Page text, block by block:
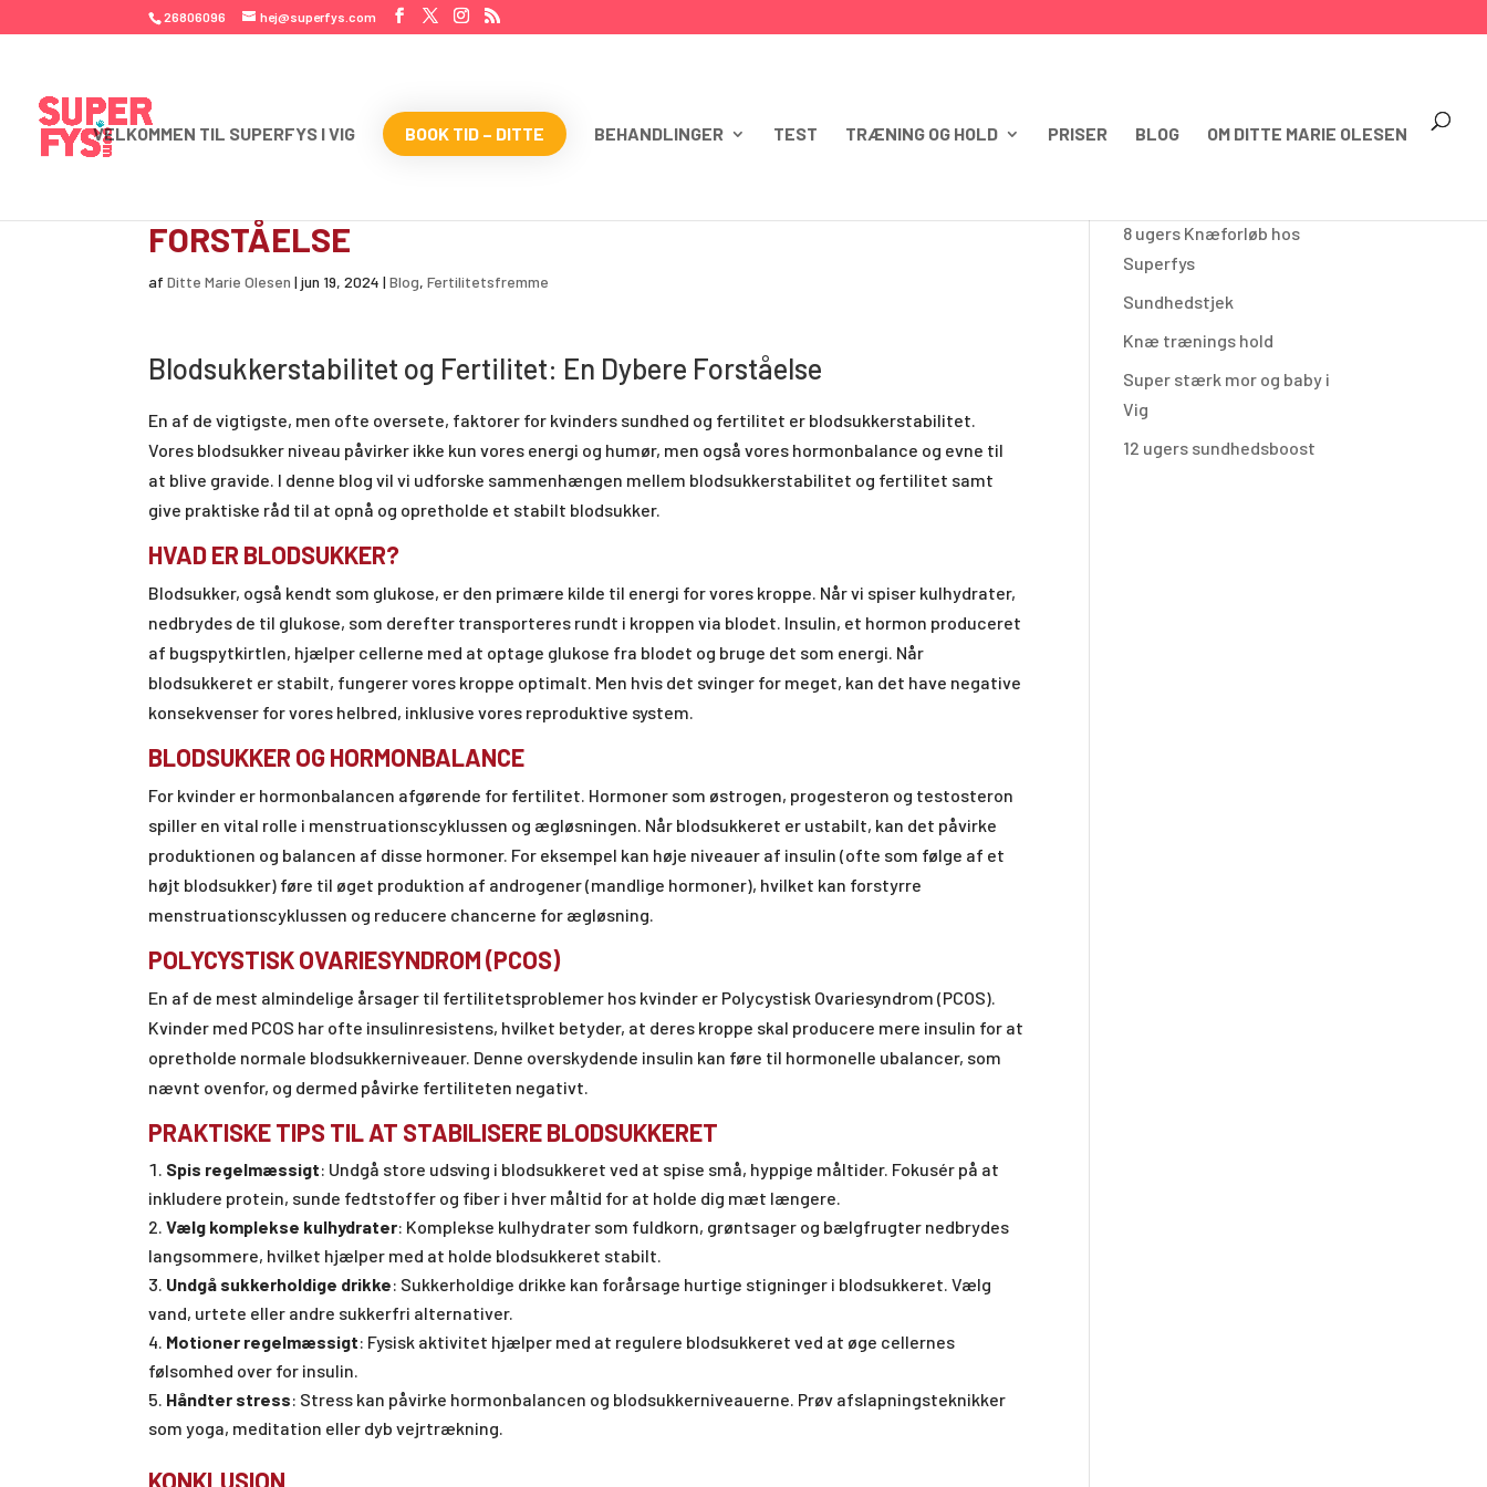
26806096 hej@superfys.com
VELKOMMEN TIL SUPERFYS I VIG BOOK TID – DITTE BEHANDLINGER TEST TRÆNING OG HOLD PRISER BLOG OM DITTE MARIE OLESEN
FORSTÅELSE
afDitte Marie Olesen |jun 19, 2024 |Blog,Fertilitetsfremme
Blodsukkerstabilitet og Fertilitet: En Dybere Forståelse
En af de vigtigste, men ofte oversete, faktorer for kvinders sundhed og fertilitet er blodsukkerstabilitet.
Vores blodsukker niveau påvirker ikke kun vores energi og humør, men også vores hormonbalance og evne til
at blive gravide. I denne blog vil vi udforske sammenhængen mellem blodsukkerstabilitet og fertilitet samt
give praktiske råd til at opnå og opretholde et stabilt blodsukker.
HVAD ER BLODSUKKER?
Blodsukker, også kendt som glukose, er den primære kilde til energi for vores kroppe. Når vi spiser kulhydrater,
nedbrydes de til glukose, som derefter transporteres rundt i kroppen via blodet. Insulin, et hormon produceret
af bugspytkirtlen, hjælper cellerne med at optage glukose fra blodet og bruge det som energi. Når
blodsukkeret er stabilt, fungerer vores kroppe optimalt. Men hvis det svinger for meget, kan det have negative
konsekvenser for vores helbred, inklusive vores reproduktive system.
BLODSUKKER OG HORMONBALANCE
For kvinder er hormonbalancen afgørende for fertilitet. Hormoner som østrogen, progesteron og testosteron
spiller en vital rolle i menstruationscyklussen og ægløsningen. Når blodsukkeret er ustabilt, kan det påvirke
produktionen og balancen af disse hormoner. For eksempel kan høje niveauer af insulin (ofte som følge af et
højt blodsukker) føre til øget produktion af androgener (mandlige hormoner), hvilket kan forstyrre
menstruationscyklussen og reducere chancerne for ægløsning.
POLYCYSTISK OVARIESYNDROM (PCOS)
En af de mest almindelige årsager til fertilitetsproblemer hos kvinder er Polycystisk Ovariesyndrom (PCOS).
Kvinder med PCOS har ofte insulinresistens, hvilket betyder, at deres kroppe skal producere mere insulin for at
opretholde normale blodsukkerniveauer. Denne overskydende insulin kan føre til hormonelle ubalancer, som
nævnt ovenfor, og dermed påvirke fertiliteten negativt.
PRAKTISKE TIPS TIL AT STABILISERE BLODSUKKERET
Spis regelmæssigt: Undgå store udsving i blodsukkeret ved at spise små, hyppige måltider. Fokusér på at
inkludere protein, sunde fedtstoffer og fiber i hver måltid for at holde dig mæt længere.
Vælg komplekse kulhydrater: Komplekse kulhydrater som fuldkorn, grøntsager og bælgfrugter nedbrydes
langsommere, hvilket hjælper med at holde blodsukkeret stabilt.
Undgå sukkerholdige drikke: Sukkerholdige drikke kan forårsage hurtige stigninger i blodsukkeret. Vælg
vand, urtete eller andre sukkerfri alternativer.
Motioner regelmæssigt: Fysisk aktivitet hjælper med at regulere blodsukkeret ved at øge cellernes
følsomhed over for insulin.
Håndter stress: Stress kan påvirke hormonbalancen og blodsukkerniveauerne. Prøv afslapningsteknikker
som yoga, meditation eller dyb vejrtrækning.
KONKLUSION
8 ugers Knæforløb hos
Superfys
Sundhedstjek
Knæ trænings hold
Super stærk mor og baby i
Vig
12 ugers sundhedsboost